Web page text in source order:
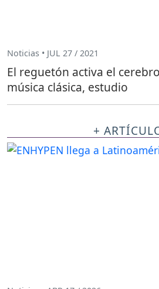
Noticias • JUL 27 / 2021
El reguetón activa el
música clásica, estudio
+